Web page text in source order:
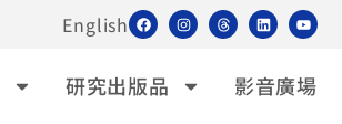
English
研究出版品 影音廣場